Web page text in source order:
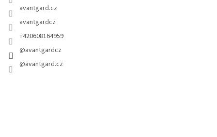
avantgard.cz
avantgardcz
+420608164959
@avantgardcz
@avantgard.cz